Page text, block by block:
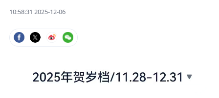
10:58:31 2025-12-06